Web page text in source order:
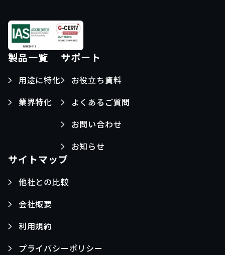
製品一覧
用途に特化
業界特化
サポート
お役立ち資料
よくあるご質問
お問い合わせ
お知らせ
サイトマップ
他社との比較
会社概要
利用規約
プライバシーポリシー